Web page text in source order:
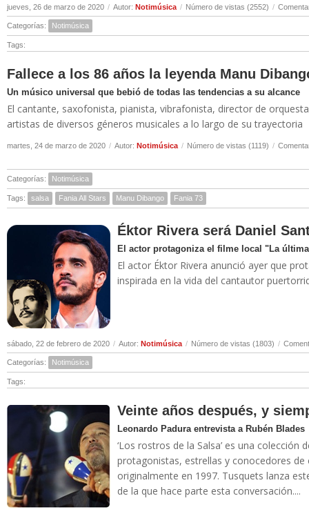
jueves, 26 de marzo de 2020 / Autor: Notimúsica / Número de vistas (2552) /
Categorías: Notimúsica
Tags:
Fallece a los 86 años la leyenda Manu
Un músico universal que bebió de todas las tendencias a su alcance
El cantante, saxofonista, pianista, vibrafonista, director de
artistas de diversos géneros musicales a lo largo de su trayectoria
martes, 24 de marzo de 2020 / Autor: Notimúsica / Número de vistas (1119) /
Categorías: Notimúsica
Tags: salsa Fania All Stars Manu Dibango Fania 73
Éktor Rivera será Daniel
El actor protagoniza el filme local "La
El actor Éktor Rivera anunció ayer que
inspirada en la vida del cantautor
sábado, 22 de febrero de 2020 / Autor: Notimúsica / Número de vistas (1803) /
Categorías: Notimúsica
Tags:
Veinte años después, y
Leonardo Padura entrevista a Rubén Blades
‘Los rostros de la Salsa’ es una colección
protagonistas, estrellas y conocedores
originalmente en 1997. Tusquets lanza
de la que hace parte esta conversación....